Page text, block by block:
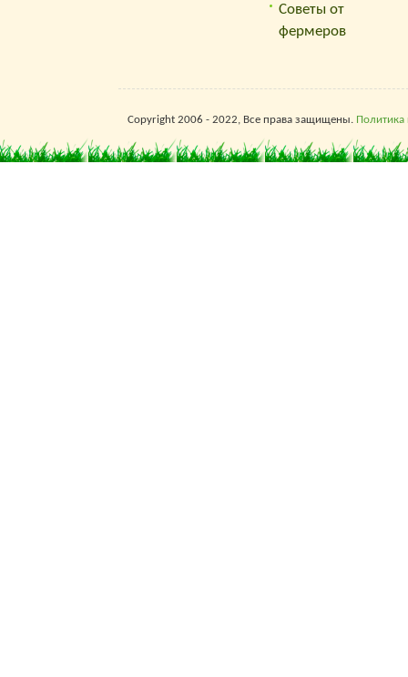
Советы от
фермеров
Copyright 2006 - 2022, Все права защищены. Политика